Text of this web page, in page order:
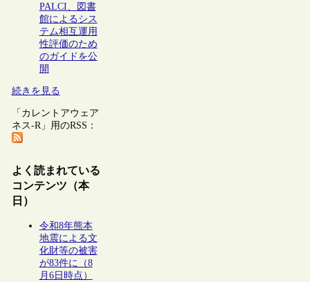
PALCI、図書
館によるシス
テム相互運用
性評価のため
のガイドを公
開
続きを見る
「カレントアウェア
ネス-R」用のRSS：
よく読まれている
コンテンツ（本
日）
令和8年熊本
地震による文
化財等の被害
が83件に（8
月6日時点）